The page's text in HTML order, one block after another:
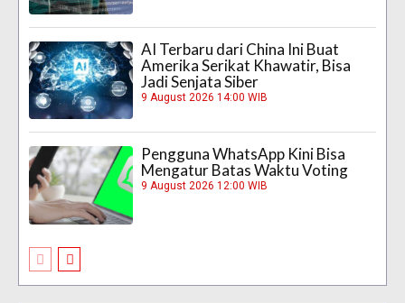
AI Terbaru dari China Ini Buat
Amerika Serikat Khawatir, Bisa
Jadi Senjata Siber
9 August 2026 14:00 WIB
Pengguna WhatsApp Kini Bisa
Mengatur Batas Waktu Voting
9 August 2026 12:00 WIB